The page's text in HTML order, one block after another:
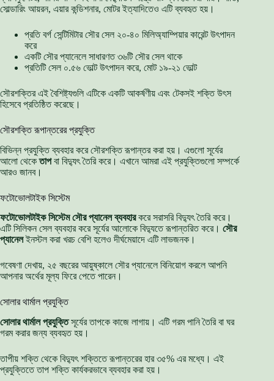
সোল্ডারিং আয়রন, এয়ার কন্ডিশনার, মোটর ইত্যাদিতেও এটি ব্যবহৃত হয়।
প্রতি বর্গ সেন্টিমিটার সৌর সেল ২০-৪০ মিলিঅ্যাম্পিয়ার কারেন্ট উৎপাদন
করে
একটি সৌর প্যানেলে সাধারণত ৩৬টি সৌর সেল থাকে
প্রতিটি সেল ০.৫৬ ভোল্ট উৎপাদন করে, মোট ১৯-২১ ভোল্ট
সৌরশক্তির এই বৈশিষ্ট্যগুলি এটিকে একটি আকর্ষণীয় এবং টেকসই শক্তি উৎস
হিসেবে প্রতিষ্ঠিত করেছে।
সৌরশক্তি রূপান্তরের প্রযুক্তি
বিভিন্ন প্রযুক্তি ব্যবহার করে সৌরশক্তি রূপান্তর করা হয়। এগুলো সূর্যের
আলো থেকেতাপবা বিদ্যুৎ তৈরি করে। এখানে আমরা এই প্রযুক্তিগুলো সম্পর্কে
আরও জানব।
ফটোভোলটাইক সিস্টেম
ফটোভোলটাইক সিস্টেম সৌর প্যানেল ব্যবহারকরে সরাসরি বিদ্যুৎ তৈরি করে।
এটি সিলিকন সেল ব্যবহার করে সূর্যের আলোকে বিদ্যুতে রূপান্তরিত করে। সৌর
প্যানেলইনস্টল করা খরচ বেশি হলেও দীর্ঘমেয়াদে এটি লাভজনক।
গবেষণা দেখায়, ২৫ বছরের আয়ুষ্কালে সৌর প্যানেলে বিনিয়োগ করলে আপনি
আপনার অর্থের মূল্য ফিরে পেতে পারেন।
সোলার থার্মাল প্রযুক্তি
সোলার থার্মাল প্রযুক্তিসূর্যের তাপকে কাজে লাগায়। এটি গরম পানি তৈরি বা ঘর
গরম করার জন্য ব্যবহৃত হয়।
তাপীয় শক্তি থেকে বিদ্যুৎ শক্তিতে রূপান্তরের হার ৩৫% এর মধ্যে। এই
প্রযুক্তিতে তাপ শক্তি কার্যকরভাবে ব্যবহার করা হয়।